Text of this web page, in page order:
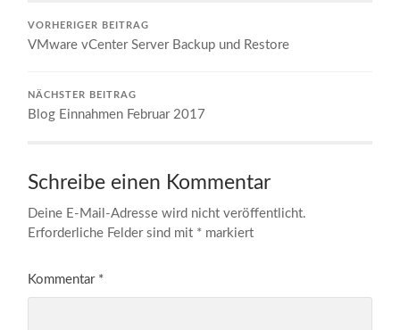
VORHERIGER BEITRAG
VMware vCenter Server Backup und Restore
NÄCHSTER BEITRAG
Blog Einnahmen Februar 2017
Schreibe einen Kommentar
Deine E-Mail-Adresse wird nicht veröffentlicht.
Erforderliche Felder sind mit * markiert
Kommentar *